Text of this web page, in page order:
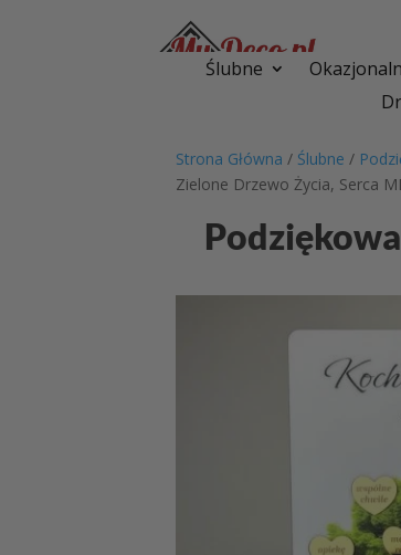
Ślubne
Strona Główna / Ślubne /
Zielone Drzewo Życia, Serca